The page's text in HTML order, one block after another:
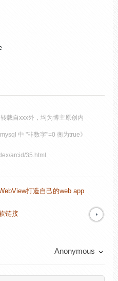
载自xxx外，均为博主原创内
mysql 中 "非数字"=0 衡为true》
arcid/35.html
打造自己的web app
链接
Anonymous